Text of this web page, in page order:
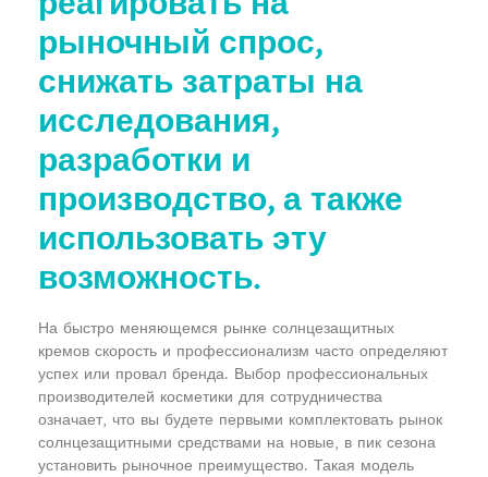
рыночный спрос,
снижать затраты на
исследования,
разработки и
производство, а также
использовать эту
возможность.
На быстро меняющемся рынке солнцезащитных
кремов скорость и профессионализм часто определяют
успех или провал бренда. Выбор профессиональных
производителей косметики для сотрудничества
означает, что вы будете первыми комплектовать рынок
солнцезащитными средствами на новые, в пик сезона
установить рыночное преимущество. Такая модель